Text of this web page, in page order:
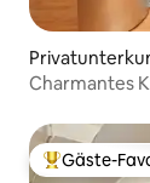
Charmantes
Beliebter
Gäste-